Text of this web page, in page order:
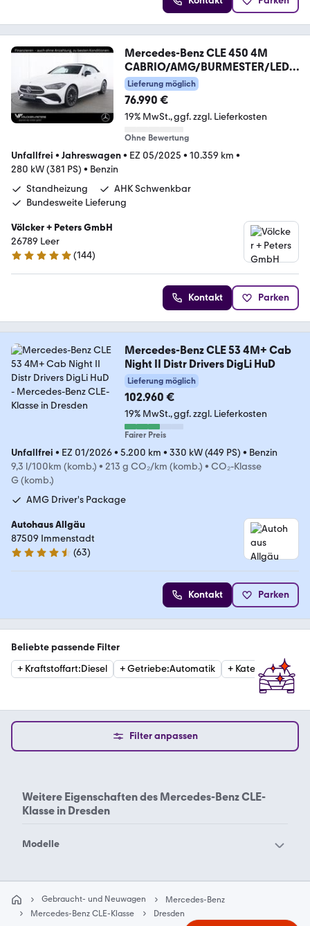
Mercedes-Benz CLE 450 4M
CABRIO/AMG/BURMESTER/LEDE
R/AHK/HUD/
Lieferung möglich
76.990 €
19% MwSt. ggf. zzgl. Lieferkosten
Ohne Bewertung
Unfallfrei • Jahreswagen• EZ 05/2025 • 10.359 km •
280 kW (381 PS) • Benzin
Standheizung
AHK Schwenkbar
Bundesweite Lieferung
Völcker + Peters GmbH
26789 Leer
4.9 Sterne
(144)
Kontakt Parken
Mercedes-Benz CLE 53 4M+ Cab
Night II Distr Drivers DigLi HuD
Lieferung möglich
102.960 €
19% MwSt. ggf. zzgl. Lieferkosten
Fairer Preis
Unfallfrei • EZ 01/2026• 5.200 km • 330 kW (449 PS) • Benzin
9,3 l/100km (komb.) • 213 g CO₂/km (komb.) • CO₂-Klasse
G (komb.)
AMG Driver's Package
Autohaus Allgäu
87509 Immenstadt
4.7 Sterne
(63)
Kontakt Parken
Beliebte passende Filter
+ Kraftstoffart:Diesel +Getriebe:Automatik + Kategorie:
Filter anpassen
Weitere Eigenschaften des Mercedes-Benz CLE-
Klasse in Dresden
Modelle
Mercedes-Benz 280
Mercedes-Benz 300
Gebraucht- und Neuwagen
Mercedes-Benz
Mercedes-Benz CLE-Klasse
Dresden